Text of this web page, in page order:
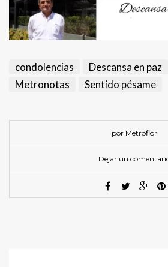
condolencias Descansa en paz
Metronotas
Sentido pésame
por Metroflor
Dejar un